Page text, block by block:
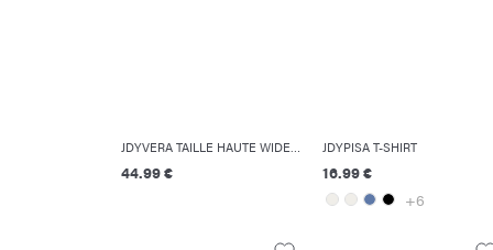
44.99 €
JDYPISA T-SHIRT
16.99 €
+6